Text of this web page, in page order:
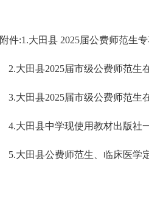
附件:1.大田县 2025届公费师范生
2.大田县2025届市级公费师范生
3.大田县2025届市级公费师范生
4.大田县中学现使用教材出版社
5.大田县公费师范生、临床医学